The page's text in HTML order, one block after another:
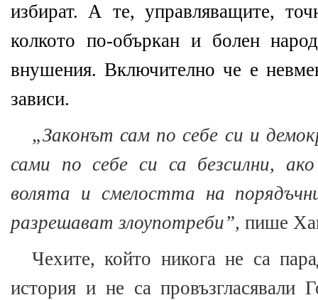
избират. А те, управляващите,
колкото по-объркан и болен
внушения. Включително че е
зависи.
„Законът сам по себе си и
сами по себе си са безсилни,
волята и смелостта на
разрешават злоупотреби”, пише
Чехите, който никога не са
история и не са провъзгласявали